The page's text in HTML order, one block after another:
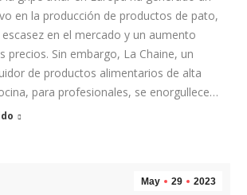
en la producción de productos de pato,
en el mercado y un aumento
precios. Sin embargo, La Chaine, un
de productos alimentarios de alta
para profesionales, se enorgullece…
May 29 2023